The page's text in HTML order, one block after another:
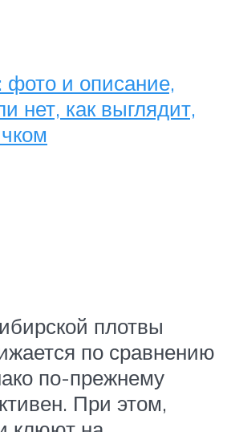
плотвы
по сравнению
по-прежнему
При этом,